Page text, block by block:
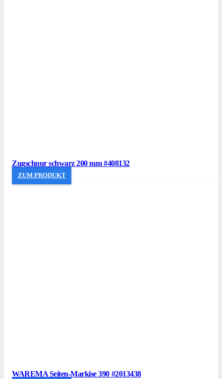
Zugschnur schwarz 200 mm #408132
ZUM PRODUKT
WAREMA Seiten-Markise 390 #2013438